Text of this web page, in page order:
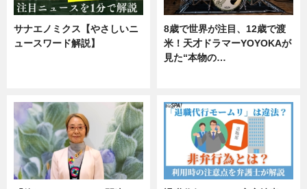
サナエノミクス【やさしいニ
ュースワード解説】
8歳で世界が注目、12歳で渡
米！天才ドラマーYOYOKAが
見た“本物の…